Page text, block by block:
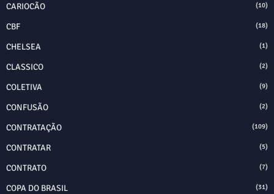
CARIOCÃO (10)
CBF (18)
CHELSEA (1)
CLASSICO (2)
COLETIVA (9)
CONFUSÃO (2)
CONTRATAÇÃO (109)
CONTRATAR (5)
CONTRATO (7)
COPA DO BRASIL (31)